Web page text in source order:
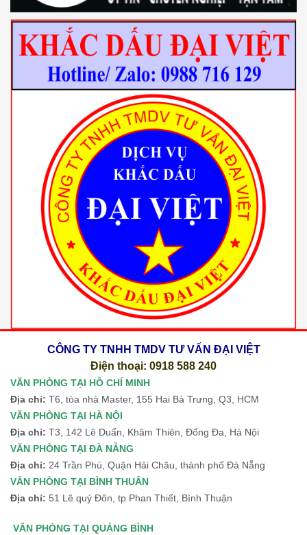
CÔNG TY TNHH TMDV TƯ VẤN ĐẠI VIỆT
Điện thoại: 0918 588 240
VĂN PHÒNG TẠI HỒ CHÍ MINH
Địa chỉ: T6, tòa nhà Master, 155 Hai Bà Trưng, Q3, HCM
VĂN PHÒNG TẠI HÀ NỘI
Địa chỉ: T3, 142 Lê Duẩn, Khâm Thiên, Đống Đa, Hà Nội
VĂN PHÒNG TẠI ĐÀ NẴNG
Địa chỉ: 24 Trần Phú, Quận Hải Châu, thành phố Đà Nẵng
VĂN PHÒNG TẠI BÌNH THUÂN
Địa chỉ: 51 Lê quý Đôn, tp Phan Thiết, Bình Thuận
VĂN PHÒNG TẠI QUẢNG BÌNH